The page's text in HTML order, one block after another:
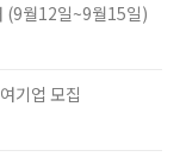
(9월12일~9월15일)
기업 모집